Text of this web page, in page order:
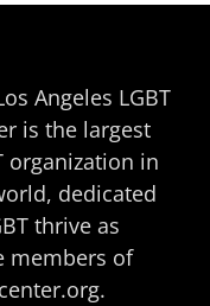
Angeles LGBT
is the largest
organization in
dedicated
thrive as
members of
.